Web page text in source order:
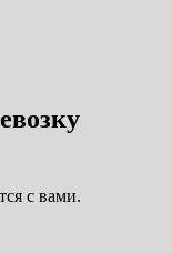
с вами.